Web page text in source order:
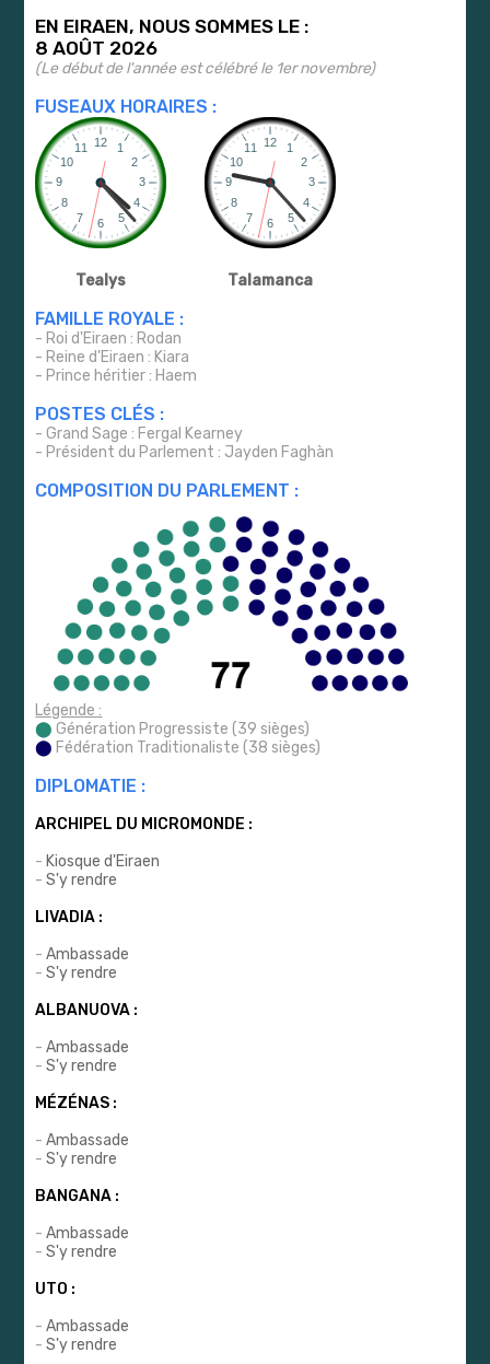
EN EIRAEN, NOUS SOMMES LE :
8 AOÛT 2026
(Le début de l'année est célébré le 1er novembre)
FUSEAUX HORAIRES :
Tealys Talamanca
FAMILLE ROYALE :
- Roi d'Eiraen : Rodan
- Reine d'Eiraen : Kiara
- Prince héritier : Haem
POSTES CLÉS :
- Grand Sage : Fergal Kearney
- Président du Parlement : Jayden Faghàn
COMPOSITION DU PARLEMENT :
Légende :
⬤ Génération Progressiste (39 sièges)
⬤ Fédération Traditionaliste (38 sièges)
DIPLOMATIE :
ARCHIPEL DU MICROMONDE :
- Kiosque d'Eiraen
-S'y rendre
LIVADIA :
-Ambassade
-S'y rendre
ALBANUOVA :
-Ambassade
-S'y rendre
MÉZÉNAS :
-Ambassade
-S'y rendre
BANGANA :
-Ambassade
-S'y rendre
UTO :
-Ambassade
-S'y rendre